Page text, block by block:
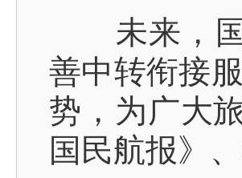
未来，国
善中转衔接
势，为广大
国民航报》